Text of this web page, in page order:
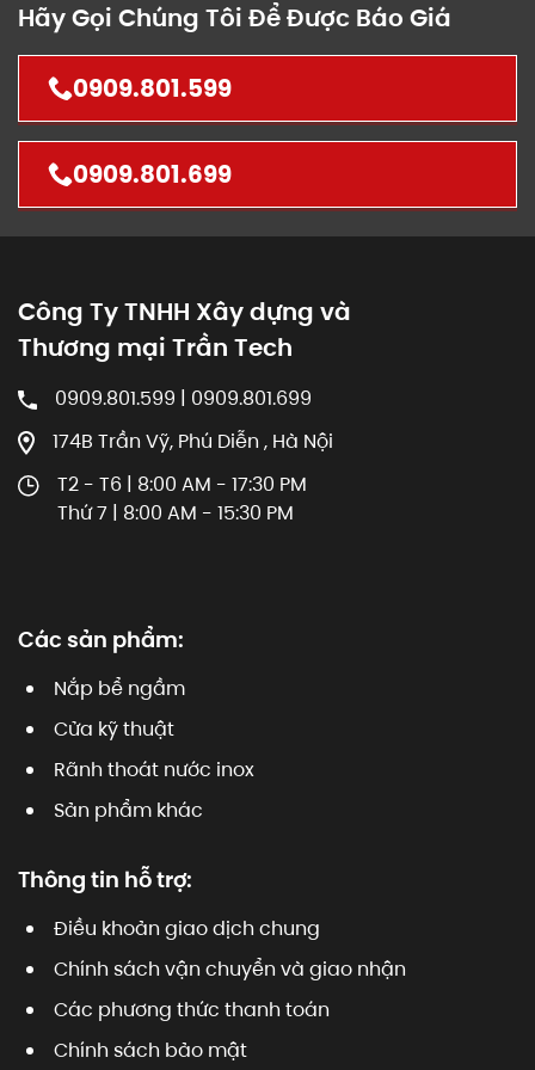
Hãy Gọi Chúng Tôi Để Được Báo Giá
0909.801.599
0909.801.699
Công Ty TNHH Xây dựng và
Thương mại Trần Tech
0909.801.599 | 0909.801.699
174B Trần Vỹ, Phú Diễn , Hà Nội
T2 - T6 | 8:00 AM - 17:30 PM
Thứ 7 | 8:00 AM - 15:30 PM
Các sản phẩm:
Nắp bể ngầm
Cửa kỹ thuật
Rãnh thoát nước inox
Sản phẩm khác
Thông tin hỗ trợ:
Điều khoản giao dịch chung
Chính sách vận chuyển và giao nhận
Các phương thức thanh toán
Chính sách bảo mật